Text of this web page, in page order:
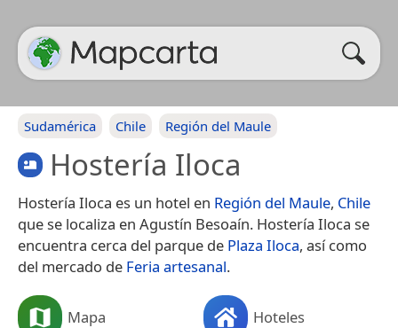
Sudamérica Chile Región del Maule
Hostería Iloca
Hostería Iloca es un hotel en Región del Maule, Chile
que se localiza en Agustín Besoaín. Hostería Iloca se
encuentra cerca del parque de Plaza Iloca, así como
del mercado de Feria artesanal.
Mapa Hoteles